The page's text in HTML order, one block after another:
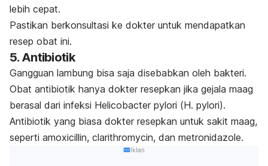
lebih cepat.
Pastikan berkonsultasi ke dokter untuk mendapatkan
resep obat ini.
5. Antibiotik
Gangguan lambung bisa saja disebabkan oleh bakteri.
Obat antibiotik hanya dokter resepkan jika gejala maag
berasal dari infeksi Helicobacter pylori (H. pylori).
Antibiotik yang biasa dokter resepkan untuk sakit maag,
seperti amoxicillin, clarithromycin, dan metronidazole.
Iklan